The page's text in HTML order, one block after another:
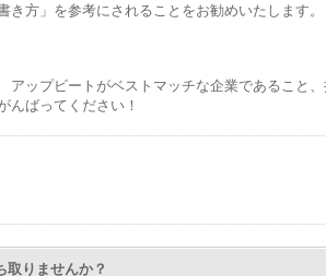
き方」を参考にされることをお勧めいたします。
ップビートがベストマッチな企業であること
んばってください！
取りませんか？